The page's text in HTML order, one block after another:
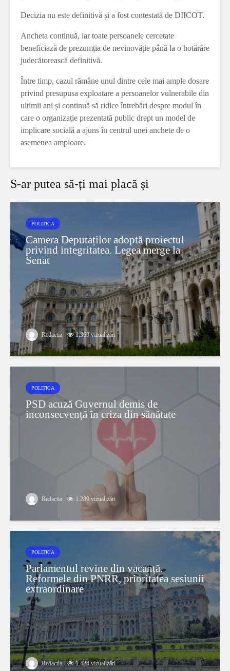
Decizia nu este definitivă și a fost contestată de DIICOT.
Ancheta continuă, iar toate persoanele cercetate
beneficiază de prezumția de nevinovăție până la o hotărâre
judecătorească definitivă.
Între timp, cazul rămâne unul dintre cele mai ample dosare
privind presupusa exploatare a persoanelor vulnerabile din
ultimii ani și continuă să ridice întrebări despre modul în
care o organizație prezentată public drept un model de
implicare socială a ajuns în centrul unei anchete de o
asemenea amploare.
S-ar putea să-ți mai placă și
POLITICA
Camera Deputaților adoptă proiectul
privind integritatea. Legea merge la
Senat
Redactia 1.369 vizualizări
POLITICA
PSD acuză Guvernul demis de
inconsecvență în criza din sănătate
Redactia 1.289 vizualizări
POLITICA
Parlamentul revine din vacanță.
Reformele din PNRR, prioritatea sesiunii
extraordinare
Redactia 1.424 vizualizări